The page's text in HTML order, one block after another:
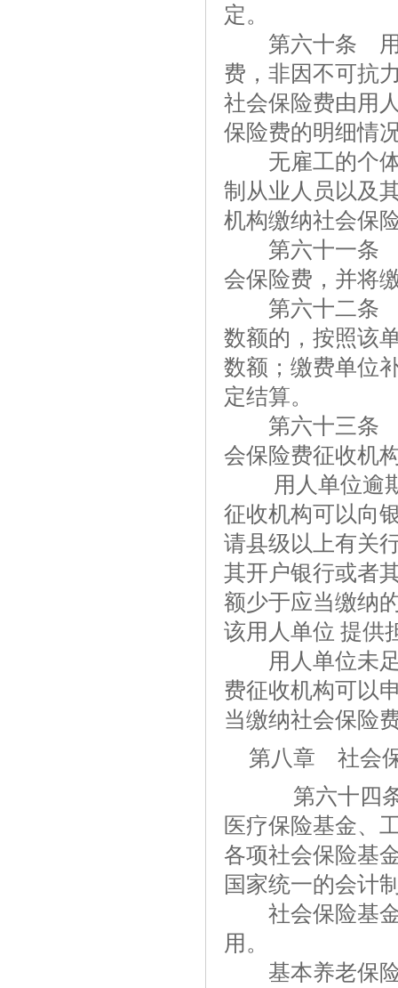
定。
第六十条 用人
费，非因不可抗
社会保险费由用
保险费的明细情
无雇工的个体
制从业人员以及
机构缴纳社会保
第六十一条 社
会保险费，并将
第六十二条 用
数额的，按照该
数额；缴费单位
定结算。
第六十三条 用
会保险费征收机
用人单位逾期
征收机构可以向
请县级以上有关
其开户银行或者
额少于应当缴纳
该用人单位 提供
用人单位未足
费征收机构可以
当缴纳社会保险
第八章 社会
第六十四条
医疗保险基金、
各项社会保险基
国家统一的会计
社会保险基金
用。
基本养老保险